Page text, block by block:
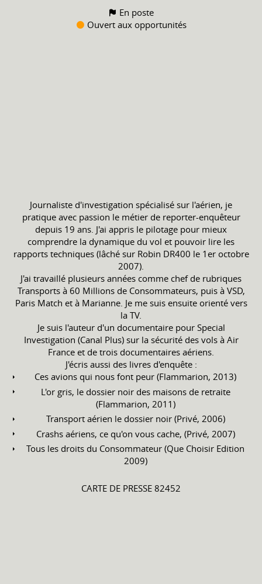
En poste
Ouvert aux opportunités
Journaliste d'investigation spécialisé sur l'aérien, je
pratique avec passion le métier de reporter-enquêteur
depuis 19 ans. J'ai appris le pilotage pour mieux
comprendre la dynamique du vol et pouvoir lire les
rapports techniques (lâché sur Robin DR400 le 1er octobre
2007).
J'ai travaillé plusieurs années comme chef de rubriques
Transports à 60 Millions de Consommateurs, puis à VSD,
Paris Match et à Marianne. Je me suis ensuite orienté vers
la TV.
Je suis l'auteur d'un documentaire pour Special
Investigation (Canal Plus) sur la sécurité des vols à Air
France et de trois documentaires aériens.
J'écris aussi des livres d'enquête :
Ces avions qui nous font peur (Flammarion, 2013)
L'or gris, le dossier noir des maisons de retraite
(Flammarion, 2011)
Transport aérien le dossier noir (Privé, 2006)
Crashs aériens, ce qu'on vous cache, (Privé, 2007)
Tous les droits du Consommateur (Que Choisir Edition
2009)
CARTE DE PRESSE 82452